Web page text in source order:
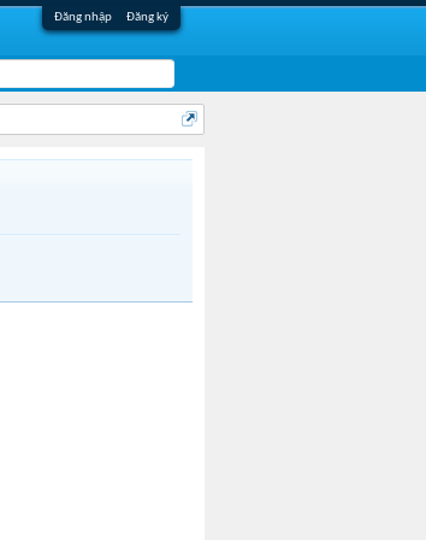
Đăng nhập Đăng ký